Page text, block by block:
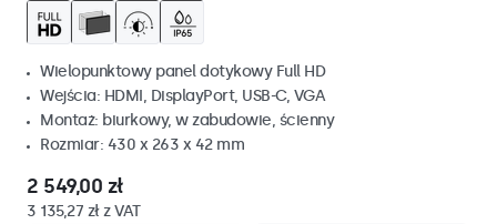
Wielopunktowy panel dotykowy Full HD
Wejścia: HDMI, DisplayPort, USB-C, VGA
Montaż: biurkowy, w zabudowie, ścienny
Rozmiar: 430 x 263 x 42 mm
2 549,00 zł
3 135,27 zł z VAT